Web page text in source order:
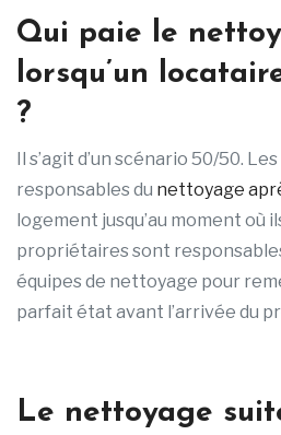
Qui paie le
lorsqu’un
?
Il s’agit d’un scénario 50/50.
responsables du nettoyage
logement jusqu’au moment où
propriétaires sont
équipes de nettoyage pour
parfait état avant l’arrivée du
Le nettoyage